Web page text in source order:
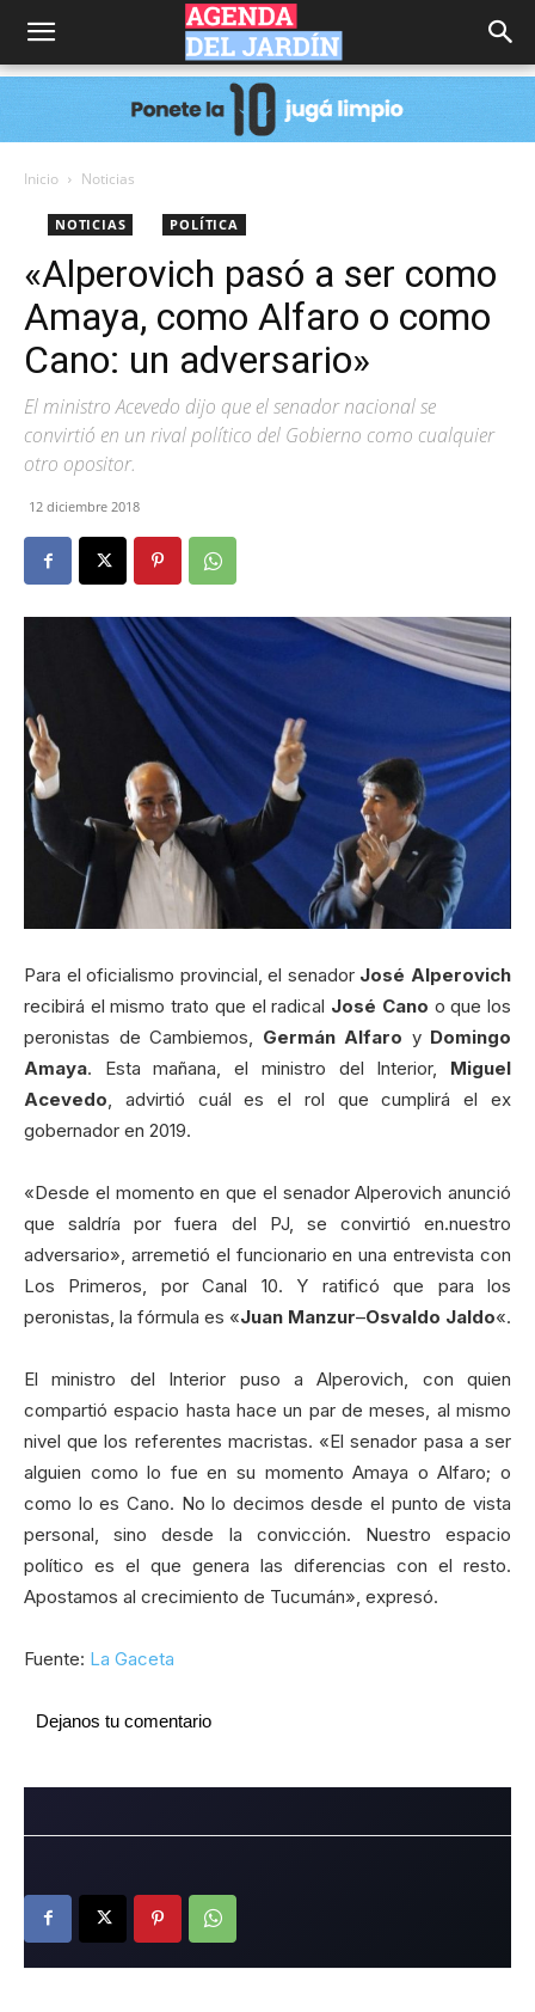
Agenda
del
Jardín
Inicio Noticias
NOTICIAS POLÍTICA
«Alperovich pasó a ser como
Amaya, como Alfaro o como
Cano: un adversario»
El ministro Acevedo dijo que el senador nacional se
convirtió en un rival político del Gobierno como cualquier
otro opositor.
12 diciembre 2018
Para el oficialismo provincial, el senador José Alperovich
recibirá el mismo trato que el radical José Cano o que los
peronistas de Cambiemos, Germán Alfaro y Domingo
Amaya. Esta mañana, el ministro del Interior, Miguel
Acevedo, advirtió cuál es el rol que cumplirá el ex
gobernador en 2019.
«Desde el momento en que el senador Alperovich anunció
que saldría por fuera del PJ, se convirtió en.nuestro
adversario», arremetió el funcionario en una entrevista con
Los Primeros, por Canal 10. Y ratificó que para los
peronistas, la fórmula es «Juan Manzur–Osvaldo Jaldo«.
El ministro del Interior puso a Alperovich, con quien
compartió espacio hasta hace un par de meses, al mismo
nivel que los referentes macristas. «El senador pasa a ser
alguien como lo fue en su momento Amaya o Alfaro; o
como lo es Cano. No lo decimos desde el punto de vista
personal, sino desde la convicción. Nuestro espacio
político es el que genera las diferencias con el resto.
Apostamos al crecimiento de Tucumán», expresó.
Fuente: La Gaceta
Dejanos tu comentario